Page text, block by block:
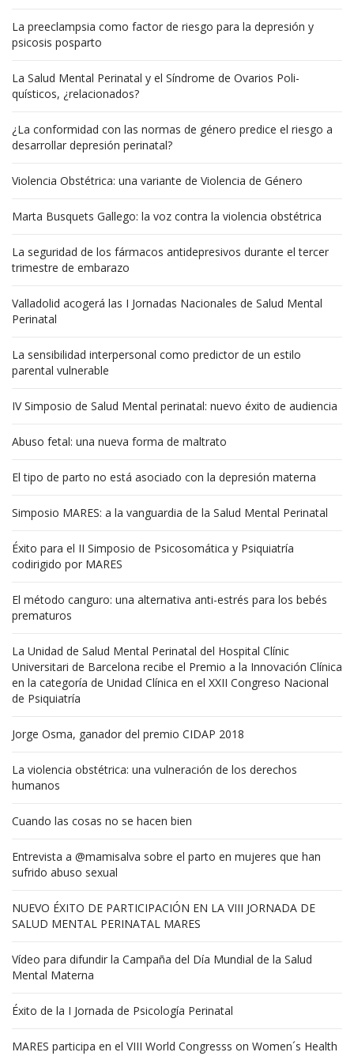
La preeclampsia como factor de riesgo para la depresión y
psicosis posparto
La Salud Mental Perinatal y el Síndrome de Ovarios Poli-
quísticos, ¿relacionados?
¿La conformidad con las normas de género predice el riesgo a
desarrollar depresión perinatal?
Violencia Obstétrica: una variante de Violencia de Género
Marta Busquets Gallego: la voz contra la violencia obstétrica
La seguridad de los fármacos antidepresivos durante el tercer
trimestre de embarazo
Valladolid acogerá las I Jornadas Nacionales de Salud Mental
Perinatal
La sensibilidad interpersonal como predictor de un estilo
parental vulnerable
IV Simposio de Salud Mental perinatal: nuevo éxito de audiencia
Abuso fetal: una nueva forma de maltrato
El tipo de parto no está asociado con la depresión materna
Simposio MARES: a la vanguardia de la Salud Mental Perinatal
Éxito para el II Simposio de Psicosomática y Psiquiatría
codirigido por MARES
El método canguro: una alternativa anti-estrés para los bebés
prematuros
La Unidad de Salud Mental Perinatal del Hospital Clínic
Universitari de Barcelona recibe el Premio a la Innovación Clínica
en la categoría de Unidad Clínica en el XXII Congreso Nacional
de Psiquiatría
Jorge Osma, ganador del premio CIDAP 2018
La violencia obstétrica: una vulneración de los derechos
humanos
Cuando las cosas no se hacen bien
Entrevista a @mamisalva sobre el parto en mujeres que han
sufrido abuso sexual
NUEVO ÉXITO DE PARTICIPACIÓN EN LA VIII JORNADA DE
SALUD MENTAL PERINATAL MARES
Vídeo para difundir la Campaña del Día Mundial de la Salud
Mental Materna
Éxito de la I Jornada de Psicología Perinatal
MARES participa en el VIII World Congresss on Women´s Health